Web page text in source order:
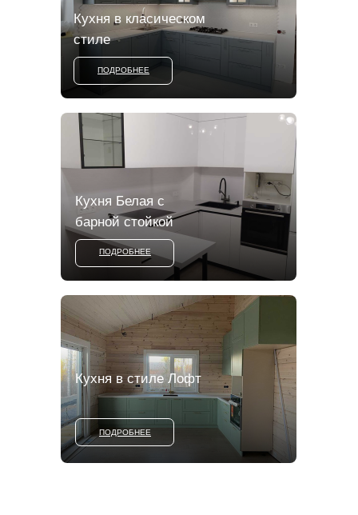
ПОДРОБНЕЕ
ПОДРОБНЕЕ
ПОДРОБНЕЕ
Кухня Белая с
барной стойкой
Кухня в класическом
стиле
Кухня в стиле Лофт